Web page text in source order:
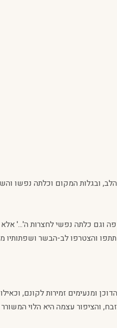
ובגלות המקום וכלתה נפשו
כלתה נפשי לחצרות ה'...' אלא
והצטרפו לב-הבשר
ומנעימים זמירות לקונם,
והציפור עצמה היא הלוי